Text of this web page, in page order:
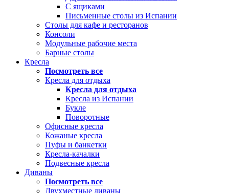
С ящиками
Письменные столы из Испании
Столы для кафе и ресторанов
Консоли
Модульные рабочие места
Барные столы
Кресла
Посмотреть все
Кресла для отдыха
Кресла для отдыха
Кресла из Испании
Букле
Поворотные
Офисные кресла
Кожаные кресла
Пуфы и банкетки
Кресла-качалки
Подвесные кресла
Диваны
Посмотреть все
Двухместные диваны